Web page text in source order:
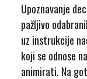
Upoznavanje
pažljivo
uz instrukcije
koji se odnose
animirati. Na